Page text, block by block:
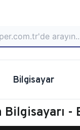
Bilgisayar
-